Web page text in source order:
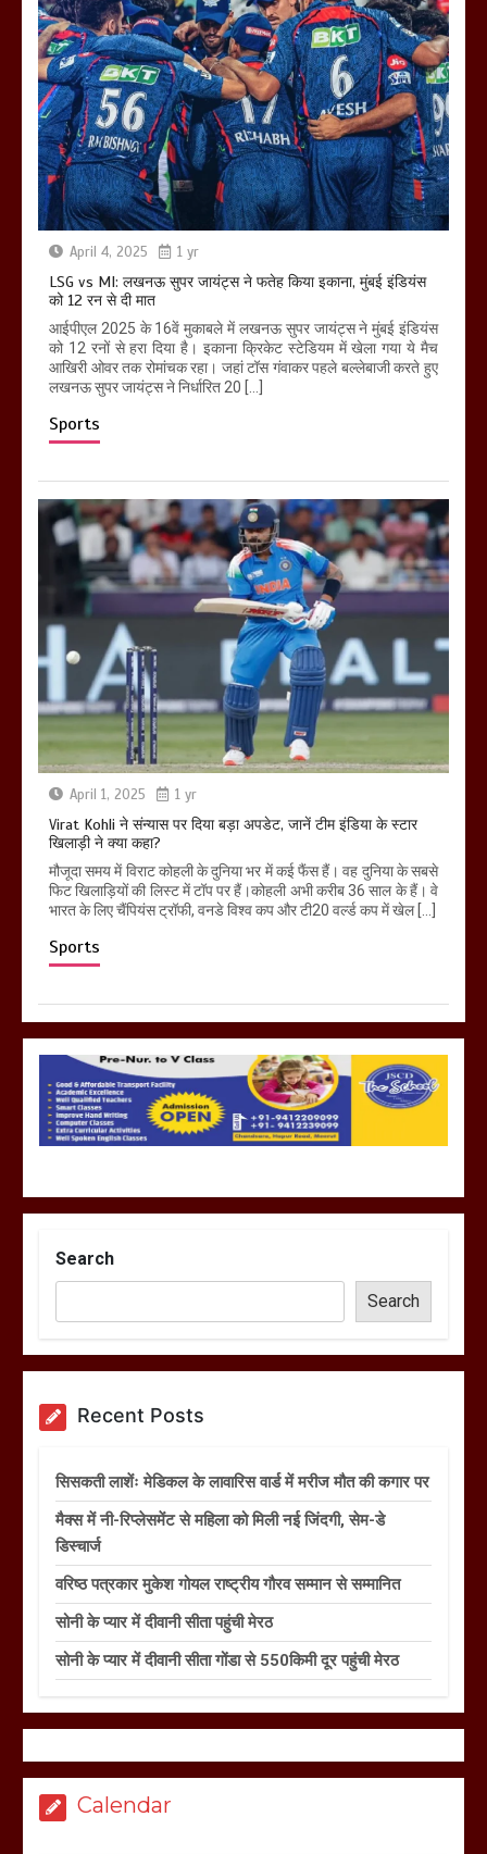
April 4, 2025 1 yr
LSG vs MI: लखनऊ सुपर जायंट्स ने फतेह किया इकाना, मुंबई इंडियंस
को 12 रन से दी मात
आईपीएल 2025 के 16वें मुकाबले में लखनऊ सुपर जायंट्स ने मुंबई इंडियंस
को 12 रनों से हरा दिया है। इकाना क्रिकेट स्टेडियम में खेला गया ये मैच
आखिरी ओवर तक रोमांचक रहा। जहां टॉस गंवाकर पहले बल्लेबाजी करते हुए
लखनऊ सुपर जायंट्स ने निर्धारित 20 […]
Sports
April 1, 2025 1 yr
Virat Kohli ने संन्यास पर दिया बड़ा अपडेट, जानें टीम इंडिया के स्टार
खिलाड़ी ने क्या कहा?
मौजूदा समय में विराट कोहली के दुनिया भर में कई फैंस हैं। वह दुनिया के सबसे
फिट खिलाड़ियों की लिस्ट में टॉप पर हैं।कोहली अभी करीब 36 साल के हैं। वे
भारत के लिए चैंपियंस ट्रॉफी, वनडे विश्व कप और टी20 वर्ल्ड कप में खेल […]
Sports
Search
Search
Recent Posts
सिसकती लाशेंः मेडिकल के लावारिस वार्ड में मरीज मौत की कगार पर
मैक्स में नी-रिप्लेसमेंट से महिला को मिली नई जिंदगी, सेम-डे
डिस्चार्ज
वरिष्ठ पत्रकार मुकेश गोयल राष्ट्रीय गौरव सम्मान से सम्मानित
सोनी के प्यार में दीवानी सीता पहुंची मेरठ
सोनी के प्यार में दीवानी सीता गोंडा से 550किमी दूर पहुंची मेरठ
Calendar